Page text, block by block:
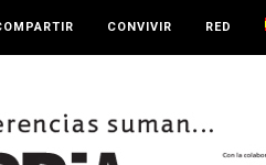
CONVIVIR RED